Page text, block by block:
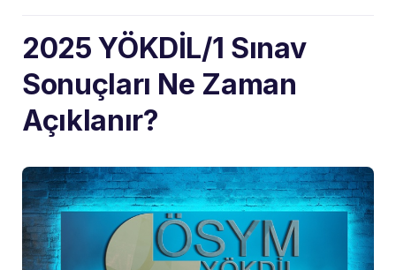
2025 YÖKDİL/1 Sınav
Sonuçları Ne Zaman
Açıklanır?